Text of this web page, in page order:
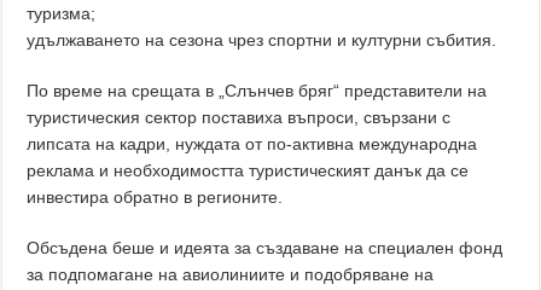
туризма;
удължаването на сезона чрез спортни и културни събития.
По време на срещата в „Слънчев бряг“ представители на
туристическия сектор поставиха въпроси, свързани с
липсата на кадри, нуждата от по-активна международна
реклама и необходимостта туристическият данък да се
инвестира обратно в регионите.
Обсъдена беше и идеята за създаване на специален фонд
за подпомагане на авиолиниите и подобряване на